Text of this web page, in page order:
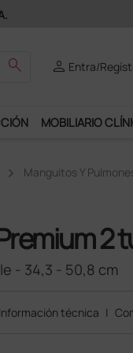
search person Entra/
MOBILIARIO
Manguitos Y
2
- 34,3 - 50,8 cm
Información técnica |